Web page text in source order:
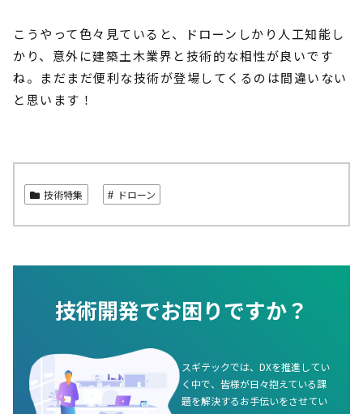
こうやって色々見ていると、ドローンしかり人工知能し
かり、意外に建築土木業界と技術的な相性が良いです
ね。まだまだ便利な技術が登場してくるのは間違いない
と思います！
技術特集 ドローン
技術開発でお困りですか？
スギテックでは、DXを推進してい
く中で、皆様が日々抱えている課
題を解決するお手伝いをさせてい